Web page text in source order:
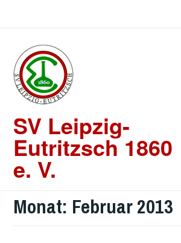
springen
SV Leipzig-
Eutritzsch 1860
e. V.
Monat: Februar 2013